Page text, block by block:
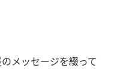
メッセージを綴って